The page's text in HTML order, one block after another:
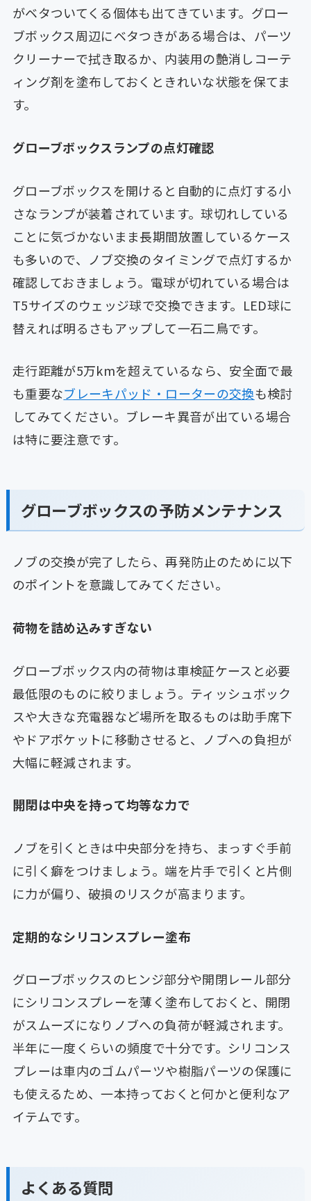
がベタついてくる個体も出てきています。グロー
ブボックス周辺にベタつきがある場合は、パーツ
クリーナーで拭き取るか、内装用の艶消しコーテ
ィング剤を塗布しておくときれいな状態を保てま
す。
グローブボックスランプの点灯確認
グローブボックスを開けると自動的に点灯する小
さなランプが装着されています。球切れしている
ことに気づかないまま長期間放置しているケース
も多いので、ノブ交換のタイミングで点灯するか
確認しておきましょう。電球が切れている場合は
T5サイズのウェッジ球で交換できます。LED球に
替えれば明るさもアップして一石二鳥です。
走行距離が5万kmを超えているなら、安全面で最
も重要なブレーキパッド・ローターの交換も検討
してみてください。ブレーキ異音が出ている場合
は特に要注意です。
グローブボックスの予防メンテナンス
ノブの交換が完了したら、再発防止のために以下
のポイントを意識してみてください。
荷物を詰め込みすぎない
グローブボックス内の荷物は車検証ケースと必要
最低限のものに絞りましょう。ティッシュボック
スや大きな充電器など場所を取るものは助手席下
やドアポケットに移動させると、ノブへの負担が
大幅に軽減されます。
開閉は中央を持って均等な力で
ノブを引くときは中央部分を持ち、まっすぐ手前
に引く癖をつけましょう。端を片手で引くと片側
に力が偏り、破損のリスクが高まります。
定期的なシリコンスプレー塗布
グローブボックスのヒンジ部分や開閉レール部分
にシリコンスプレーを薄く塗布しておくと、開閉
がスムーズになりノブへの負荷が軽減されます。
半年に一度くらいの頻度で十分です。シリコンス
プレーは車内のゴムパーツや樹脂パーツの保護に
も使えるため、一本持っておくと何かと便利なア
イテムです。
よくある質問